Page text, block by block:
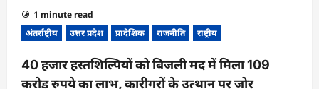
a
t
o
1 minute read
अंतर्राष्ट्रीय
उत्तर प्रदेश प्रादेशिक राजनीति राष्ट्रीय
40 हजार हस्तशिल्पियों को बिजली मद में मिला 109
करोड़ रुपये का लाभ, कारीगरों के उत्थान पर जोर